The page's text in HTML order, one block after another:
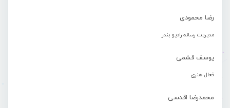
رضا محمودی
مدیریت رسانه رادیو بندر
یوسف قشمی
فعال هنری
محمدرضا اقدسی